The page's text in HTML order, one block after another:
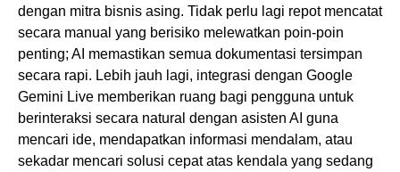
dengan mitra bisnis asing. Tidak perlu lagi repot mencatat
secara manual yang berisiko melewatkan poin-poin
penting; AI memastikan semua dokumentasi tersimpan
secara rapi. Lebih jauh lagi, integrasi dengan Google
Gemini Live memberikan ruang bagi pengguna untuk
berinteraksi secara natural dengan asisten AI guna
mencari ide, mendapatkan informasi mendalam, atau
sekadar mencari solusi cepat atas kendala yang sedang